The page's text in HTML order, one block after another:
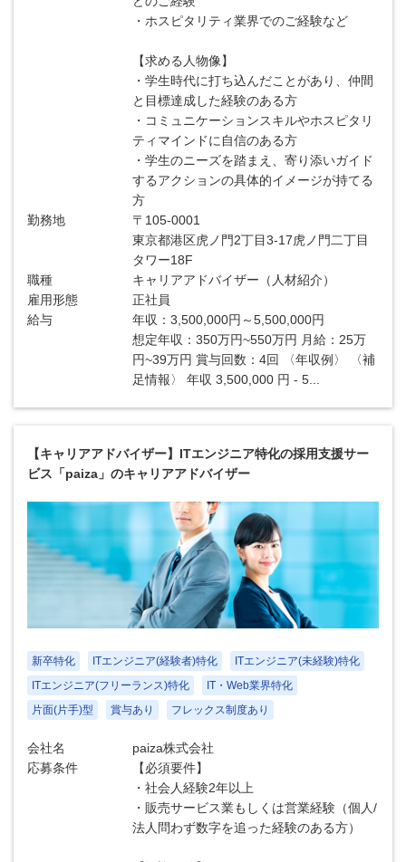
・ホスピタリティ業界でのご経験など
【求める人物像】
・学生時代に打ち込んだことがあり、仲間
と目標達成した経験のある方
・コミュニケーションスキルやホスピタリ
ティマインドに自信のある方
・学生のニーズを踏まえ、寄り添いガイド
するアクションの具体的イメージが持てる
方
勤務地
〒105-0001
東京都港区虎ノ門2丁目3-17虎ノ門二丁目
タワー18F
職種
キャリアアドバイザー（人材紹介）
雇用形態
正社員
給与
年収：3,500,000円～5,500,000円
想定年収：350万円~550万円 月給：25万
円~39万円 賞与回数：4回 〈年収例〉 〈補
足情報〉 年収 3,500,000 円 - 5...
【キャリアアドバイザー】ITエンジニア特化の採用支援サー
ビス「paiza」のキャリアアドバイザー
新卒特化 ITエンジニア(経験者)特化
ITエンジニア(未経験)特化
ITエンジニア(フリーランス)特化
IT・Web業界特化
片面(片手)型
賞与あり フレックス制度あり
会社名
paiza株式会社
応募条件
【必須要件】
・社会人経験2年以上
・販売サービス業もしくは営業経験（個人/
法人問わず数字を追った経験のある方）